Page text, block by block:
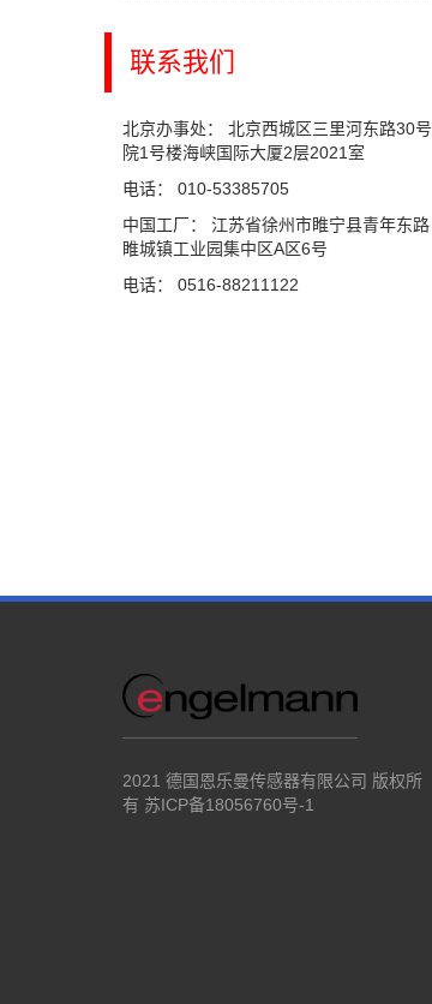
联系我们
北京办事处： 北京西城区三里河东路30号
院1号楼海峡国际大厦2层2021室
电话： 010-53385705
中国工厂： 江苏省徐州市睢宁县青年东路
睢城镇工业园集中区A区6号
电话： 0516-88211122
2021 德国恩乐曼传感器有限公司 版权所
有 苏ICP备18056760号-1